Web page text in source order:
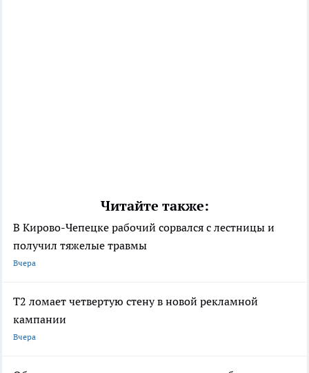
Читайте также:
В Кирово-Чепецке рабочий сорвался с лестницы и
получил тяжелые травмы
Вчера
Т2 ломает четвертую стену в новой рекламной
кампании
Вчера